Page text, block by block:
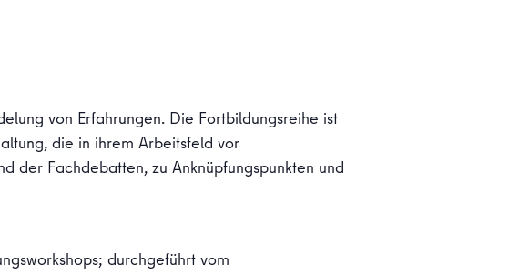
von Erfahrungen. Die Fortbildungsreihe ist
die in ihrem Arbeitsfeld vor
der Fachdebatten, zu Anknüpfungspunkten und
durchgeführt vom